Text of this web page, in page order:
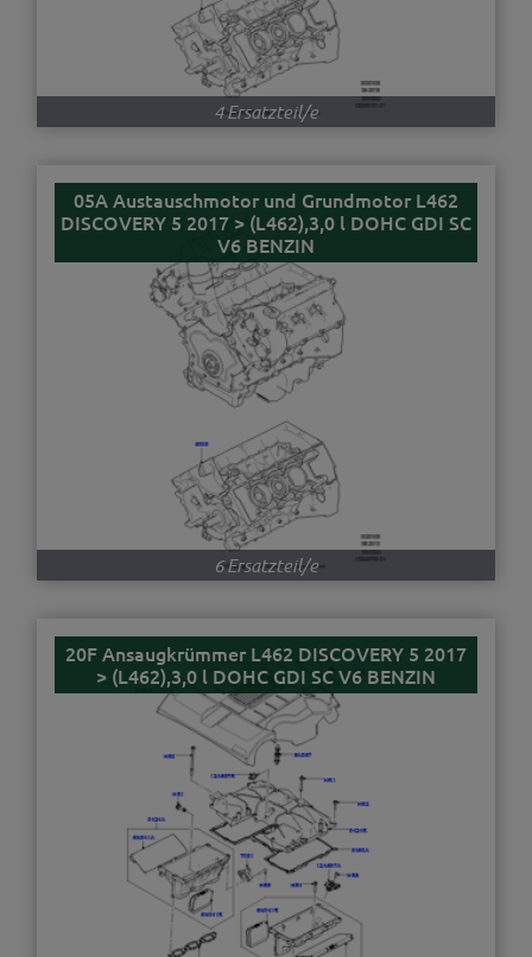
4 Ersatzteil/e
05A Austauschmotor und Grundmotor L462
DISCOVERY 5 2017 > (L462),3,0 l DOHC GDI SC
V6 BENZIN
6 Ersatzteil/e
20F Ansaugkrümmer L462 DISCOVERY 5 2017
> (L462),3,0 l DOHC GDI SC V6 BENZIN